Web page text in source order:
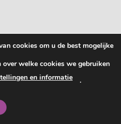
cookies om u de best mogelijke
welke cookies we gebruiken
en informatie .